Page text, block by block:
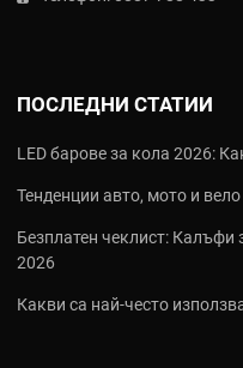
Дънки за мотор (City)
на уязвимите зони и
Мото ръкавици (Alpha,
здрава козя кожа с
синтетична кожа,
ПОСЛЕДНИ СТАТИИ
LED барове за кола 2026:
Тенденции авто, мото и
Безплатен чеклист: Калъфи
2026
Какви са най‑често